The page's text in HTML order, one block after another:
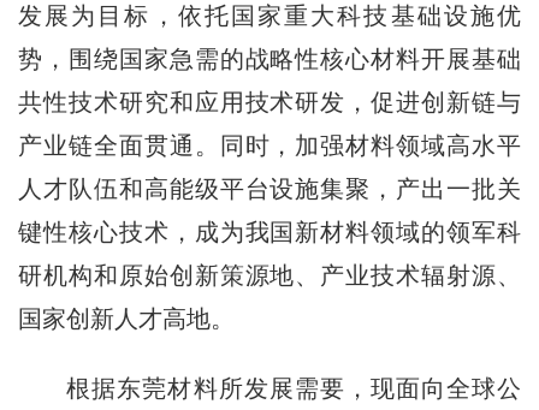
发展为目标，依托国家重大科技基础设施优
势，围绕国家急需的战略性核心材料开展基础
共性技术研究和应用技术研发，促进创新链与
产业链全面贯通。同时，加强材料领域高水平
人才队伍和高能级平台设施集聚，产出一批关
键性核心技术，成为我国新材料领域的领军科
研机构和原始创新策源地、产业技术辐射源、
国家创新人才高地。
根据东莞材料所发展需要，现面向全球公